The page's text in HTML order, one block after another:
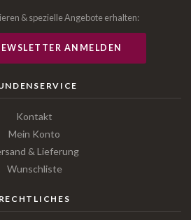
& spezielle Angebote erhalten:
ANMELDEN
Kontakt
Mein Konto
& Lieferung
Wunschliste
RECHTLICHES